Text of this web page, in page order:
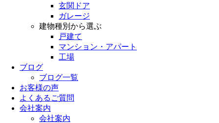
玄関ドア
ガレージ
建物種別から選ぶ
戸建て
マンション・アパート
工場
ブログ
ブログ一覧
お客様の声
よくあるご質問
会社案内
会社案内